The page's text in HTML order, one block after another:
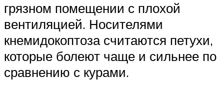
грязном помещении с плохой
вентиляцией. Носителями
кнемидокоптоза считаются петухи,
которые болеют чаще и сильнее по
сравнению с курами.